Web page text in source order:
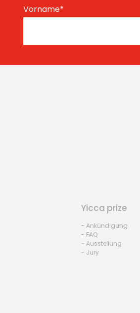
Vorname*
Yicca prize
- Ankündigung
- FAQ
- Ausstellung
- Jury